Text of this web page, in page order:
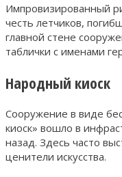
Импровизированный
честь летчиков,
главной стене
таблички с именами
Народный киоск
Сооружение в виде
киоск» вошло в
назад. Здесь часто
ценители искусства.